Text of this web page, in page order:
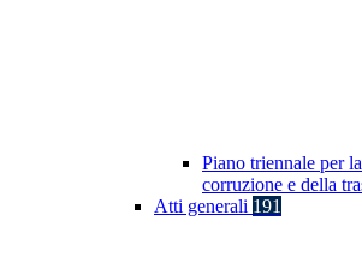
Piano triennale per
corruzione e della
Atti generali 191